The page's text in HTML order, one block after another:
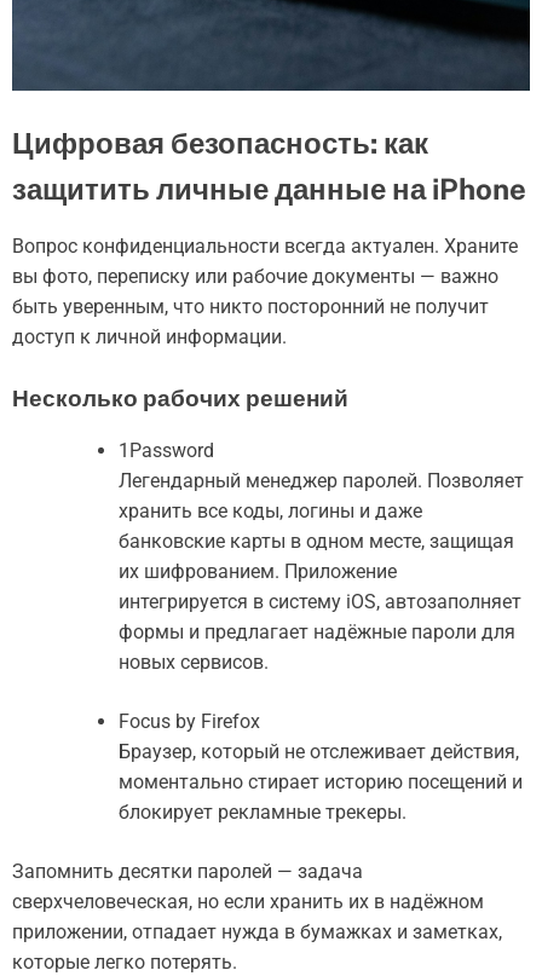
Цифровая безопасность: как
защитить личные данные на iPhone
Вопрос конфиденциальности всегда актуален. Храните
вы фото, переписку или рабочие документы — важно
быть уверенным, что никто посторонний не получит
доступ к личной информации.
Несколько рабочих решений
1Password
Легендарный менеджер паролей. Позволяет
хранить все коды, логины и даже
банковские карты в одном месте, защищая
их шифрованием. Приложение
интегрируется в систему iOS, автозаполняет
формы и предлагает надёжные пароли для
новых сервисов.
Focus by Firefox
Браузер, который не отслеживает действия,
моментально стирает историю посещений и
блокирует рекламные трекеры.
Запомнить десятки паролей — задача
сверхчеловеческая, но если хранить их в надёжном
приложении, отпадает нужда в бумажках и заметках,
которые легко потерять.